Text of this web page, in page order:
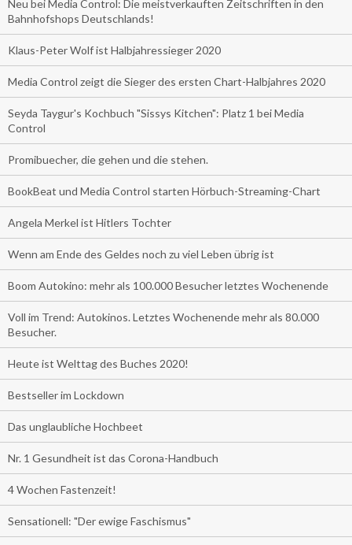
Neu bei Media Control: Die meistverkauften Zeitschriften in den
Bahnhofshops Deutschlands!
Klaus-Peter Wolf ist Halbjahressieger 2020
Media Control zeigt die Sieger des ersten Chart-Halbjahres 2020
Seyda Taygur's Kochbuch "Sissys Kitchen": Platz 1 bei Media
Control
Promibuecher, die gehen und die stehen.
BookBeat und Media Control starten Hörbuch-Streaming-Chart
Angela Merkel ist Hitlers Tochter
Wenn am Ende des Geldes noch zu viel Leben übrig ist
Boom Autokino: mehr als 100.000 Besucher letztes Wochenende
Voll im Trend: Autokinos. Letztes Wochenende mehr als 80.000
Besucher.
Heute ist Welttag des Buches 2020!
Bestseller im Lockdown
Das unglaubliche Hochbeet
Nr. 1 Gesundheit ist das Corona-Handbuch
4 Wochen Fastenzeit!
Sensationell: "Der ewige Faschismus"